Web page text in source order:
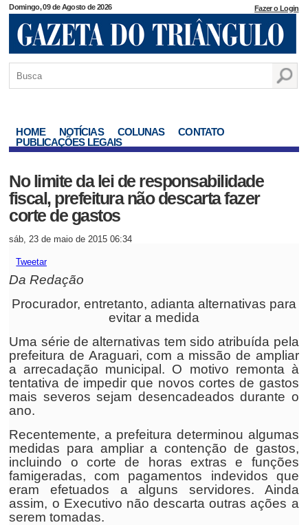
Domingo, 09 de Agosto de 2026 Fazer o Login
HOME NOTÍCIAS COLUNAS
CONTATO
PUBLICAÇÕES LEGAIS
No limite da lei de responsabilidade
fiscal, prefeitura não descarta fazer
corte de gastos
sáb, 23 de maio de 2015 06:34
Tweetar
Da Redação
Procurador, entretanto, adianta alternativas para
evitar a medida
Uma série de alternativas tem sido atribuída pela
prefeitura de Araguari, com a missão de ampliar
a arrecadação municipal. O motivo remonta à
tentativa de impedir que novos cortes de gastos
mais severos sejam desencadeados durante o
ano.
Recentemente, a prefeitura determinou algumas
medidas para ampliar a contenção de gastos,
incluindo o corte de horas extras e funções
famigeradas, com pagamentos indevidos que
eram efetuados a alguns servidores. Ainda
assim, o Executivo não descarta outras ações a
serem tomadas.